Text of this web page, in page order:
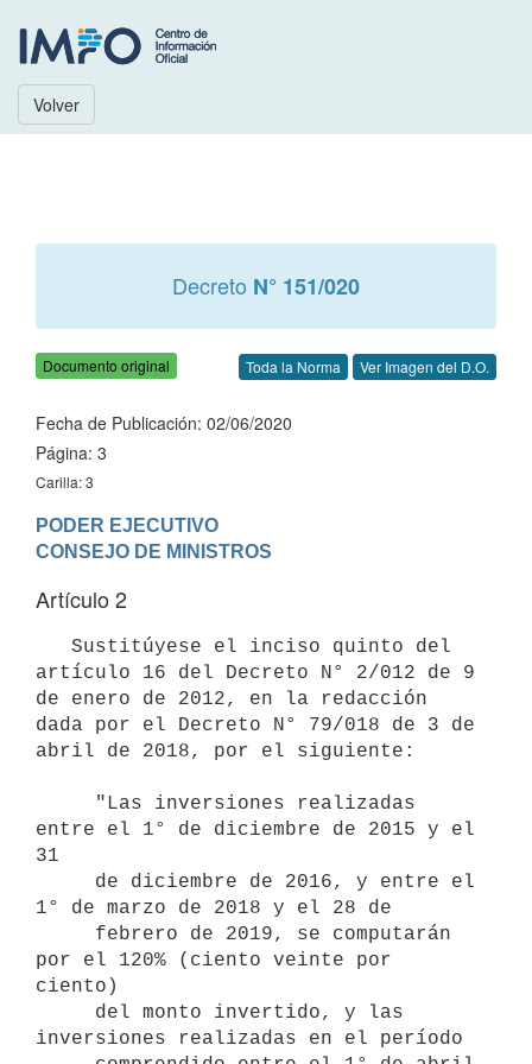
Volver
Decreto N° 151/020
Documento original Toda la Norma Ver Imagen del D.O.
Fecha de Publicación: 02/06/2020
Página: 3
Carilla: 3
PODER EJECUTIVO
Artículo 2
artículo 16 del Decreto N° 2/012 de 9
de enero de 2012, en la redacción
dada por el Decreto N° 79/018 de 3 de
abril de 2018, por el siguiente:
entre el 1° de diciembre de 2015 y el
31
1° de marzo de 2018 y el 28 de
por el 120% (ciento veinte por
ciento)
inversiones realizadas en el período